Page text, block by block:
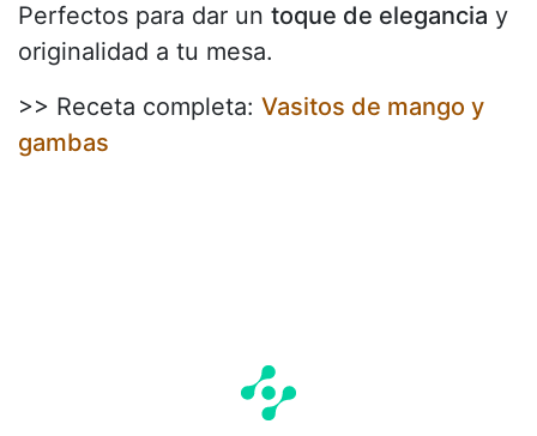
Perfectos para dar un toque de elegancia y
originalidad a tu mesa.
>> Receta completa: Vasitos de mango y
gambas